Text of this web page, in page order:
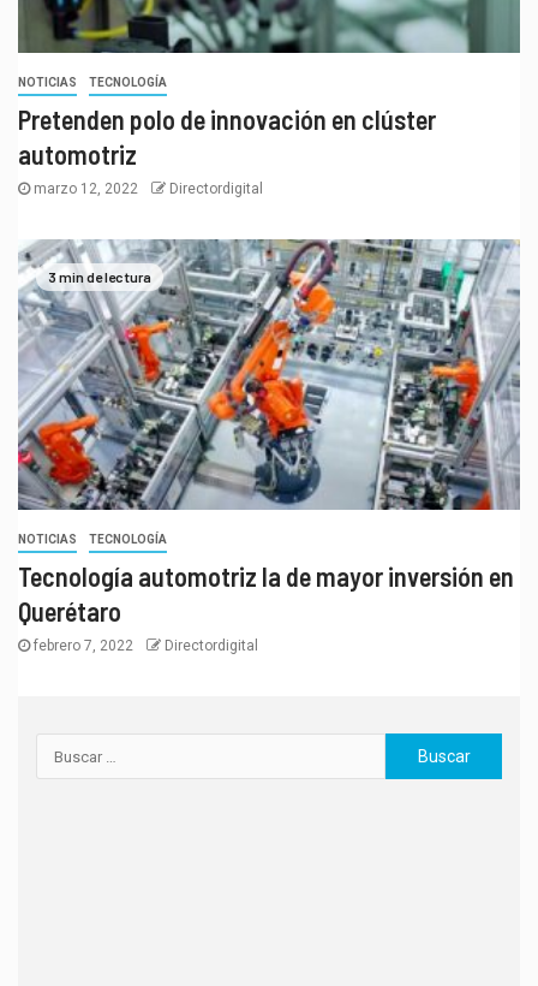
NOTICIAS TECNOLOGÍA
Pretenden polo de innovación en clúster
automotriz
marzo 12, 2022 Directordigital
3 min de lectura
NOTICIAS TECNOLOGÍA
Tecnología automotriz la de mayor inversión en
Querétaro
febrero 7, 2022 Directordigital